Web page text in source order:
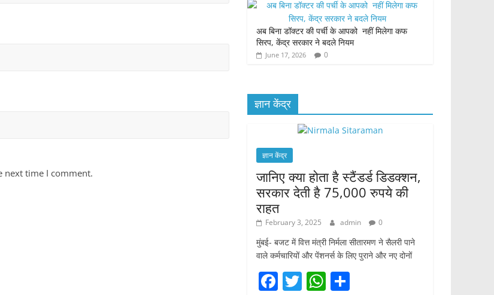
next time I comment.
अब बिना डॉक्टर की पर्ची के आपको नहीं मिलेगा कफ
सिरप, केंद्र सरकार ने बदले नियम
June 17, 2026 0
ज्ञान केंद्र
ज्ञान केंद्र
जानिए क्या होता है स्टैंडर्ड डिडक्शन,
सरकार देती है 75,000 रुपये की
राहत
February 3, 2025 admin 0
मुंबई- बजट में वित्त मंत्री निर्मला सीतारमण ने सैलरी पाने
वाले कर्मचारियों और पेंशनर्स के लिए पुराने और नए दोनों
F T W